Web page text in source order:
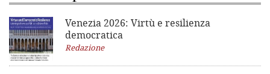
Venezia 2026: Virtù e resilienza
democratica
Redazione